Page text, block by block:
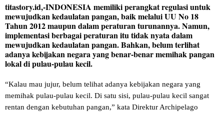
titastory.id,-INDONESIA memiliki perangkat regulasi untuk
mewujudkan kedaulatan pangan, baik melalui UU No 18
Tahun 2012 maupun dalam peraturan turunannya. Namun,
implementasi berbagai peraturan itu tidak nyata dalam
mewujudkan kedaulatan pangan. Bahkan, belum terlihat
adanya kebijakan negara yang benar-benar memihak pangan
lokal di pulau-pulau kecil.
“Kalau mau jujur, belum telihat adanya kebijakan negara yang
memihak pulau-pulau kecil. Di satu sisi, pulau-pulau kecil sangat
rentan dengan kebutuhan pangan,” kata Direktur Archipelago